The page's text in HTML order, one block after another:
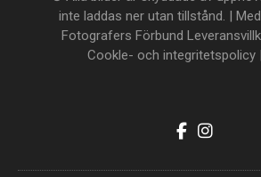
inte laddas ner utan tillstånd. |
Fotografers Förbund
Cookle- och integritetspolicy |